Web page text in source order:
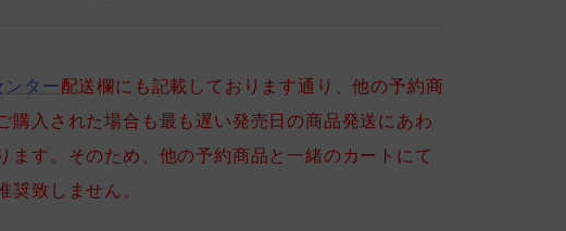
ンター配送欄にも記載しております通り、他の予約商
購入された場合も最も遅い発売日の商品発送にあわ
ます。そのため、他の予約商品と一緒のカートにて
奨致しません。